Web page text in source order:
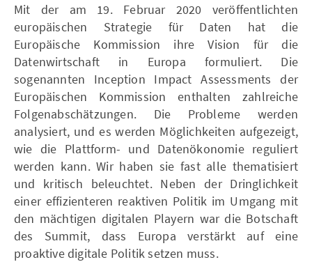
Mit der am 19. Februar 2020 veröffentlichten
europäischen Strategie für Daten hat die
Europäische Kommission ihre Vision für die
Datenwirtschaft in Europa formuliert. Die
sogenannten Inception Impact Assessments der
Europäischen Kommission enthalten zahlreiche
Folgenabschätzungen. Die Probleme werden
analysiert, und es werden Möglichkeiten aufgezeigt,
wie die Plattform- und Datenökonomie reguliert
werden kann. Wir haben sie fast alle thematisiert
und kritisch beleuchtet. Neben der Dringlichkeit
einer effizienteren reaktiven Politik im Umgang mit
den mächtigen digitalen Playern war die Botschaft
des Summit, dass Europa verstärkt auf eine
proaktive digitale Politik setzen muss.